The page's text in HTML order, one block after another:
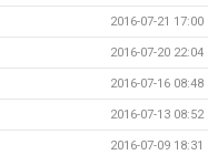
2016-07-21 17:00
2016-07-20 22:04
2016-07-16 08:48
2016-07-13 08:52
2016-07-09 18:31